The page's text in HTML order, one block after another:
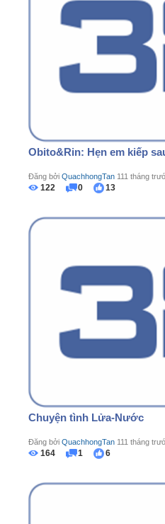
Obito&Rin: Hẹn em kiếp
Đăng bởi QuachhongTan 111 tháng
122 0 13
Chuyện tình Lửa-Nước
Đăng bởi QuachhongTan 111 tháng
164 1 6